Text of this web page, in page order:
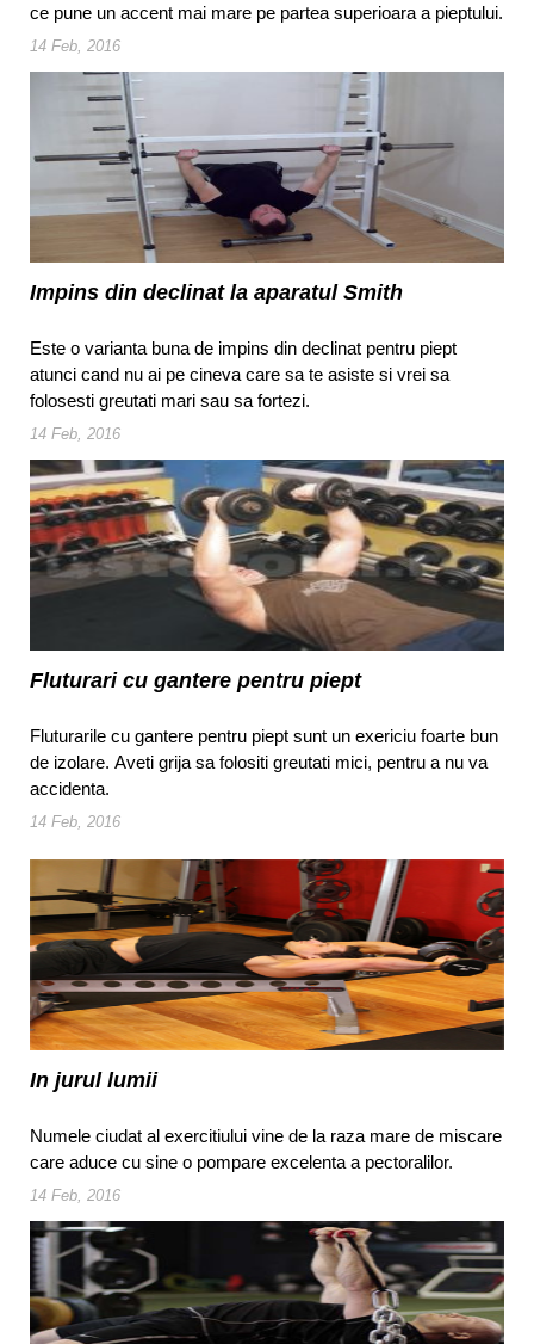
ce pune un accent mai mare pe partea superioara a pieptului.
14 Feb, 2016
Impins din declinat la aparatul Smith
Este o varianta buna de impins din declinat pentru piept
atunci cand nu ai pe cineva care sa te asiste si vrei sa
folosesti greutati mari sau sa fortezi.
14 Feb, 2016
Fluturari cu gantere pentru piept
Fluturarile cu gantere pentru piept sunt un exericiu foarte bun
de izolare. Aveti grija sa folositi greutati mici, pentru a nu va
accidenta.
14 Feb, 2016
In jurul lumii
Numele ciudat al exercitiului vine de la raza mare de miscare
care aduce cu sine o pompare excelenta a pectoralilor.
14 Feb, 2016